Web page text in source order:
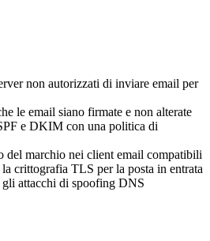
non autorizzati di inviare email per
le email siano firmate e non alterate
e DKIM con una politica di
del marchio nei client email compatibili
crittografia TLS per la posta in entrata
gli attacchi di spoofing DNS